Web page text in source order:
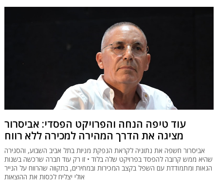
עוד טיפה הנחה והפרויקט הפסדי: אביסרור
מציגה את הדרך המהירה למכירה ללא רווח
אביסרור חשפה את נתוניה לקראת הנפקת מניות בתל אביב השבוע, והסגירה
שהיא ממש קרובה להפסד בפרויקט שלה בלוד • זו רק עוד חברה שרכשה בשנות
הגאות ומתמודדת עם השפל בקצב המכירות ובמחירים, בתקווה שהרווח על הנייר
אולי יצליח לכסות את ההוצאות